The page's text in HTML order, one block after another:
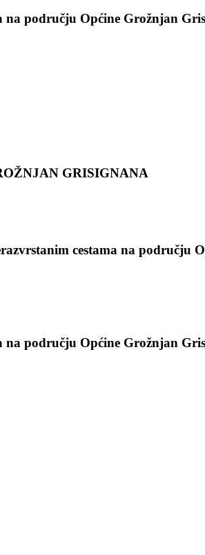
na području Općine Grožnjan
GRISIGNANA
cestama na području
na području Općine Grožnjan